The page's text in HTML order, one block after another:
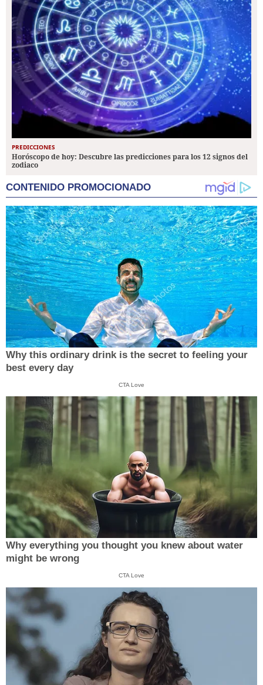
PREDICCIONES
Horóscopo de hoy: Descubre las predicciones para los 12 signos del
zodiaco
CONTENIDO PROMOCIONADO
Why this ordinary drink is the secret to feeling your
best every day
CTA Love
Why everything you thought you knew about water
might be wrong
CTA Love